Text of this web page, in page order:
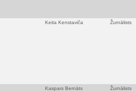
Keita Kenstaviča Žurnālists
Kaspars Bernāts Žurnālists